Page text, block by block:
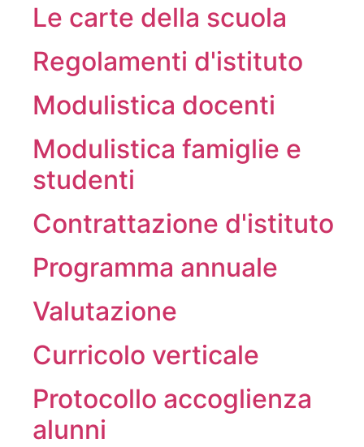
Le carte della scuola
Regolamenti d'istituto
Modulistica docenti
Modulistica famiglie e
studenti
Contrattazione d'istituto
Programma annuale
Valutazione
Curricolo verticale
Protocollo accoglienza
alunni